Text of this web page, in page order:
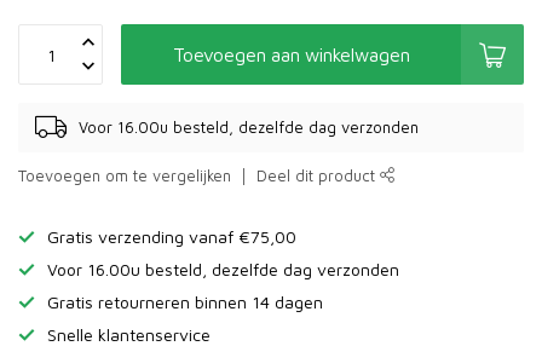
Toevoegen aan winkelwagen
Voor 16.00u besteld, dezelfde dag verzonden
Toevoegen om te vergelijken Deel dit product
Gratis verzending vanaf €75,00
Voor 16.00u besteld, dezelfde dag verzonden
Gratis retourneren binnen 14 dagen
Snelle klantenservice